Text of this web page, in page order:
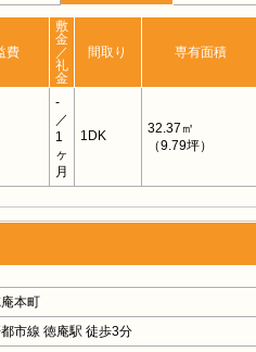
費
敷
金
／
礼
金
間取り 専有面積
-
／
1
ヶ
月
1DK
32.37㎡
（9.79坪）
本町
市線 徳庵駅 徒歩3分